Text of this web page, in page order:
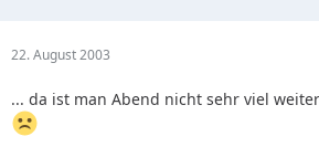
22. August 2003
... da ist man Abend nicht sehr viel